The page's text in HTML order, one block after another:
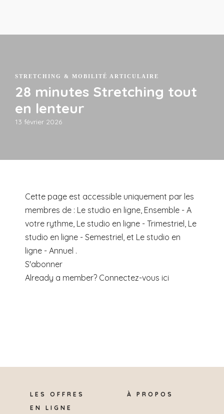
STRETCHING & MOBILITÉ ARTICULAIRE
28 minutes Stretching tout
en lenteur
13 février 2026
Cette page est accessible uniquement par les
membres de : Le studio en ligne, Ensemble - A
votre rythme, Le studio en ligne - Trimestriel, Le
studio en ligne - Semestriel, et Le studio en
ligne - Annuel .
S'abonner
Already a member? Connectez-vous ici
LES OFFRES
EN LIGNE
À PROPOS